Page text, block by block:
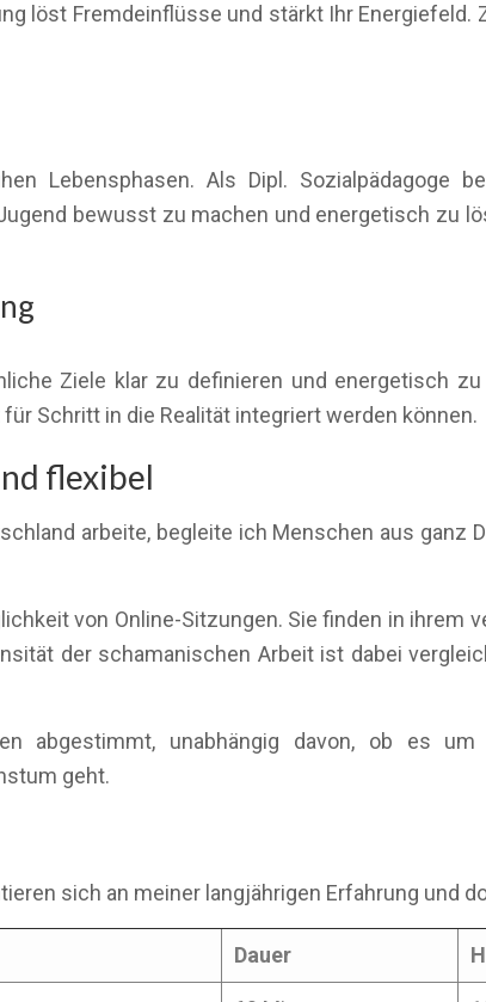
löst Fremdeinflüsse und stärkt Ihr
Lebensphasen. Als Dipl. Sozialpädagoge
bewusst zu machen und energetisch zu
Ziele klar zu definieren und energetisch
Schritt in die Realität integriert werden können.
flexibel
arbeite, begleite ich Menschen aus ganz
von Online-Sitzungen. Sie finden in ihrem
der schamanischen Arbeit ist dabei
abgestimmt, unabhängig davon, ob es um
geht.
sich an meiner langjährigen Erfahrung und
Dauer